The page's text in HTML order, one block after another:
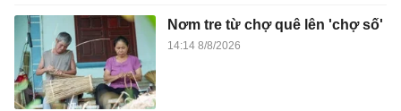
Nơm tre từ chợ quê lên 'chợ số'
14:14 8/8/2026